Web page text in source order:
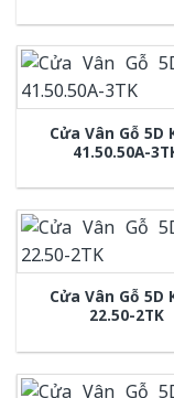
Cửa Vân Gỗ 5D
41.50.50A-
Cửa Vân Gỗ 5D
22.50-2TK